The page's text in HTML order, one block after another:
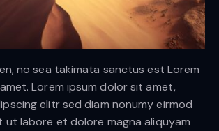
no sea takimata sanctus est Lorem
Lorem ipsum dolor sit amet,
elitr sed diam nonumy eirmod
ut labore et dolore magna aliquyam